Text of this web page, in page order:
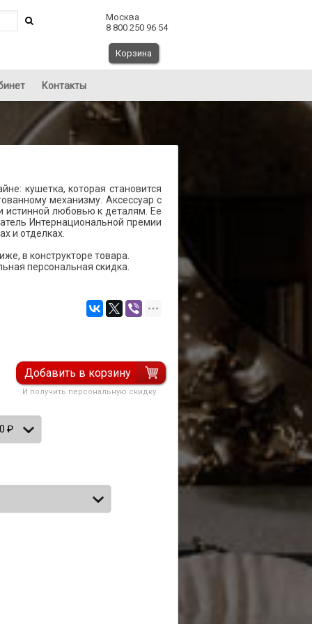
Москва
8 800 250 96 54
Корзина
Контакты
кушетка, которая становится
механизму. Аксессуар с
любовью к деталям. Ее
Интернациональной премии
и отделках.
в конструкторе товара.
персональная скидка.
Добавить в корзину
И получить персональную скидку